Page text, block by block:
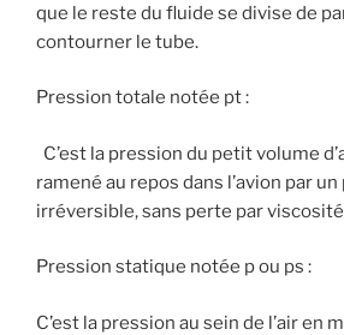
que le reste du fluide se divise de
contourner le tube.
Pression totale notée pt :
C’est la pression du petit volume
ramené au repos dans l’avion par
irréversible, sans perte par
Pression statique notée p ou ps :
C’est la pression au sein de l’air en